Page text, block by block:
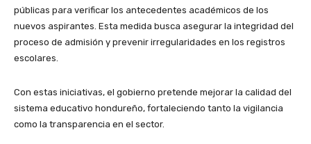
públicas para verificar los antecedentes académicos de los
nuevos aspirantes. Esta medida busca asegurar la integridad del
proceso de admisión y prevenir irregularidades en los registros
escolares.
Con estas iniciativas, el gobierno pretende mejorar la calidad del
sistema educativo hondureño, fortaleciendo tanto la vigilancia
como la transparencia en el sector.